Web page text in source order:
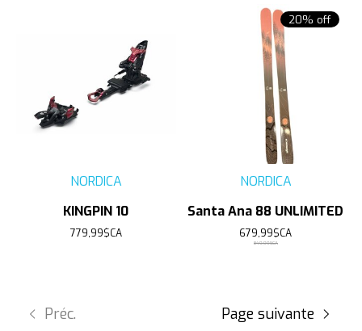
NORDICA
KINGPIN 10
779,99$CA
20% off
NORDICA
Santa Ana 88 UNLIMITED
679,99$CA
849,99$CA
Préc. Page suivante